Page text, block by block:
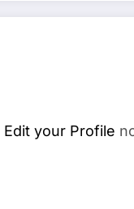
Edit your Profile